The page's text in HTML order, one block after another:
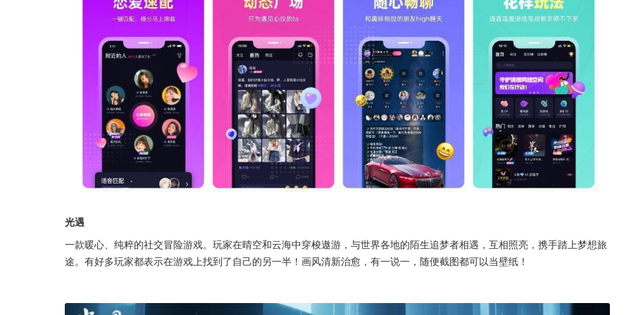
光遇
一款暖心、纯粹的社交冒险游戏。玩家在晴空和云海中穿梭遨游，与世界各地的陌生追梦者相遇，互相照亮，携手踏上梦想旅
途。有好多玩家都表示在游戏上找到了自己的另一半！画风清新治愈，有一说一，随便截图都可以当壁纸！